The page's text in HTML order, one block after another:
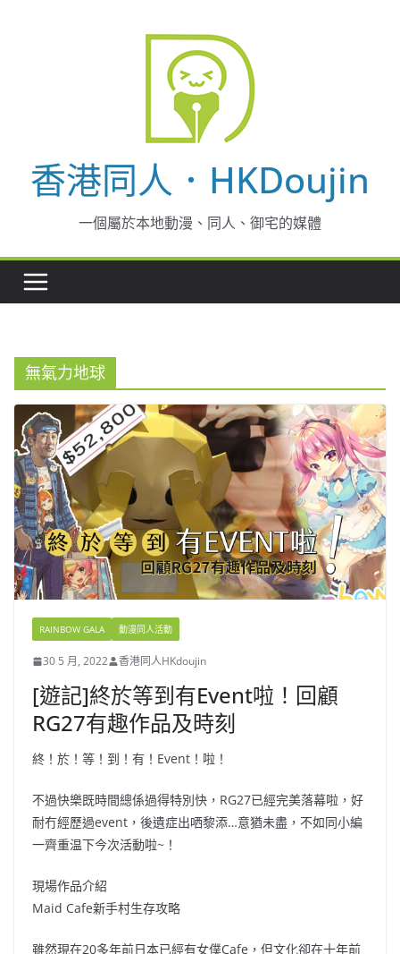
香港同人．HKDoujin
一個屬於本地動漫、同人、御宅的媒體
無氣力地球
RAINBOW GALA 動漫同人活動
30 5 月, 2022 香港同人HKdoujin
[遊記]終於等到有Event啦！回顧
RG27有趣作品及時刻
終！於！等！到！有！Event！啦！
不過快樂既時間總係過得特別快，RG27已經完美落幕啦，好
耐冇經歷過event，後遺症出哂黎添…意猶未盡，不如同小編
一齊重温下今次活動啦~！
現場作品介紹
Maid Cafe新手村生存攻略
雖然現在20多年前日本已經有女僕Cafe，但文化卻在十年前